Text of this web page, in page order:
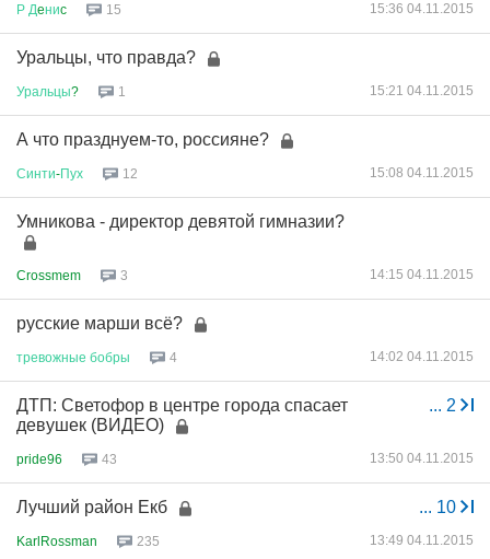
Р Дeниc 15 15:36 04.11.2015
Уральцы, что правда?
Уральцы? 1 15:21 04.11.2015
А что празднуем-то, россияне?
Синти-Пух 12 15:08 04.11.2015
Умникова - директор девятой гимназии?
Crossmem 3 14:15 04.11.2015
русские марши всё?
тревожные бобры 4 14:02 04.11.2015
... 2
ДТП: Светофор в центре города спасает
девушек (ВИДЕО)
pride96 43 13:50 04.11.2015
... 10
Лучший район Екб
KarlRossman 235 13:49 04.11.2015